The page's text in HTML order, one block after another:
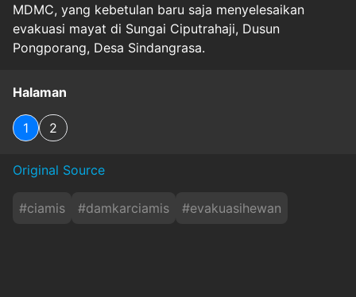
MDMC, yang kebetulan baru saja menyelesaikan
evakuasi mayat di Sungai Ciputrahaji, Dusun
Pongporang, Desa Sindangrasa.
Halaman
1 2
Original Source
#ciamis #damkarciamis #evakuasihewan